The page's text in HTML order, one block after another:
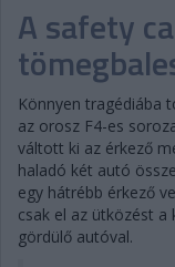
DIGITÁLIS MAGAZIN
VERSENYNAPTÁRAK
A safety
Könnyen tragédiába
az orosz F4-es
váltott ki az érkező
haladó két autó
egy hátrébb érkező
csak el az ütközést
gördülő autóval.